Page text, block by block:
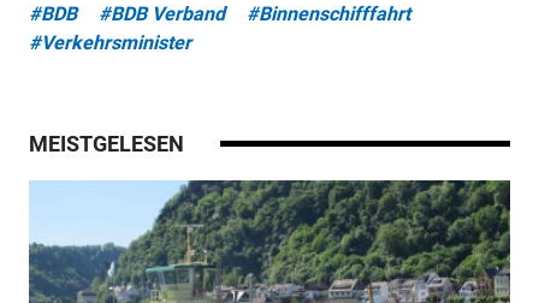
#BDB #BDB Verband
#Binnenschifffahrt
#Verkehrsminister
MEISTGELESEN